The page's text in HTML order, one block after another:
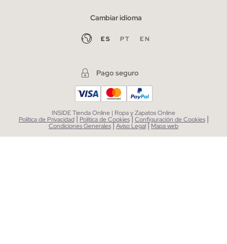
Cambiar idioma
ES PT EN
Pago seguro
INSIDE Tienda Online | Ropa y Zapatos Online
Política de Privacidad | Política de Cookies| Configuración de Cookies |
Condiciones Generales|Aviso Legal| Mapa web